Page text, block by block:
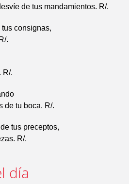
de tus mandamientos. R/.
consignas,
.
R/.
de tu boca. R/.
tus preceptos,
R/.
día